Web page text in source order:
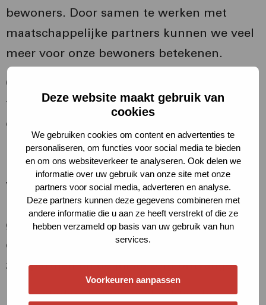
Deze website maakt gebruik van
cookies
We gebruiken cookies om content en advertenties te
personaliseren, om functies voor social media te bieden
en om ons websiteverkeer te analyseren. Ook delen we
informatie over uw gebruik van onze site met onze
partners voor social media, adverteren en analyse.
Deze partners kunnen deze gegevens combineren met
andere informatie die u aan ze heeft verstrekt of die ze
hebben verzameld op basis van uw gebruik van hun
services.
Voorkeuren aanpassen
bewoners. Door samen te werken met
maatschappelijke partners kunnen we veel
meer voor onze bewoners betekenen.
Om een voorbeeld te geven: door samen op
te trekken met maatschappelijke
ondersteuning bij bewoners met
betalingsachterstanden kunnen we hen
niet alleen helpen met de betaalbaarheid
van de woning, maar ook breder financiële
problemen voorkomen. Of door verward
gedrag de signaleren, kunnen we zorgen
dat onze bewoners in contact komen met
zorgpartijen en de juiste zorg ontvangen.
Havensteders komen veel achter de